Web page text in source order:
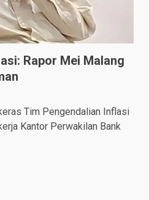
Rapor Mei Malang
Tim Pengendalian Inflasi
Kantor Perwakilan Bank